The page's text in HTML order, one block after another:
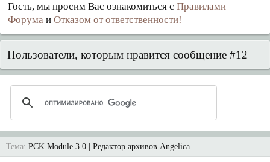
Гость, мы просим Вас ознакомиться с Правилами
Форума и Отказом от ответственности!
Пользователи, которым нравится сообщение #12
Тема: PCK Module 3.0 | Редактор архивов Angelica